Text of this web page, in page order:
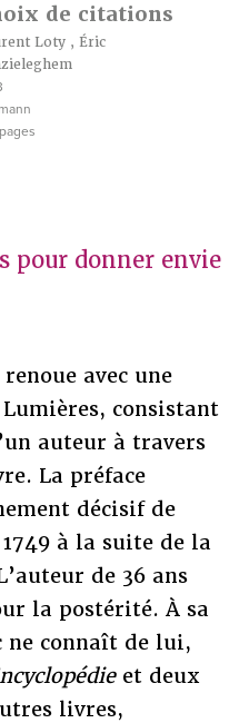
de citations
Loty, Éric
pour donner envie
avec une
consistant
auteur à travers
La préface
décisif de
à la suite de la
de 36 ans
la postérité. À sa
ne connaît de lui,
et deux
livres,